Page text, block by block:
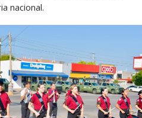
nacional.